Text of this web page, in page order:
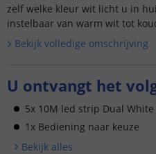
zelf welke kleur wit licht u in
instelbaar van warm wit tot
Bekijk volledige omschrijving
U ontvangt het
5x 10M led strip Dual
1x Bediening naar keuze
Bekijk alles